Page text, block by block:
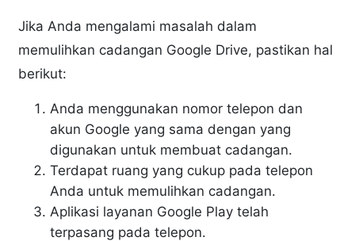
Jika Anda mengalami masalah dalam
memulihkan cadangan Google Drive, pastikan hal
berikut:
Anda menggunakan nomor telepon dan
akun Google yang sama dengan yang
digunakan untuk membuat cadangan.
Terdapat ruang yang cukup pada telepon
Anda untuk memulihkan cadangan.
Aplikasi layanan Google Play telah
terpasang pada telepon.